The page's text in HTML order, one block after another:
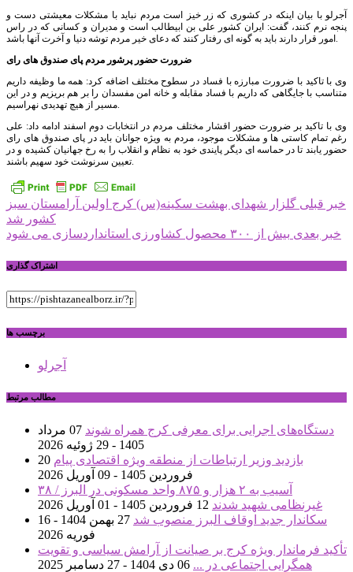
آجرلو با بیان اینکه در کشوری که زر خیز است مردم نباید با مشکلات معیشتی دست و
پنجه نرم کنند، گفت: ایران کشور علی بن ابیطالب است و مدیران و کسانی که در راس
امور قرار دارند باید به گونه ای رفتار کنند که دعای خیر مردم توشه دنیا و آخرت آنها باشد.
ضرورت حضور پرشور مردم پای صندوق های رای
وی با تاکید با ضرورت مبارزه با فساد در سطوح مختلف اضافه کرد: همه ما وظیفه داریم
متناسب با جایگاهی که داریم با فساد مقابله و خانه امن مفسدان را بر هم بریزیم و در این
مسیر از هیچ تهدیدی نهراسیم.
وی با تاکید بر ضرورت حضور اقشار مختلف مردم در انتخابات دوم اسفند ادامه داد: علی
رغم تمام کاستی ها و مشکلات موجود، مردم به ویژه جوانان باید در پای صندوق های رای
حضور یابند تا در حماسه ای دیگر پایندی خود به نظام و انقلاب را به رخ جهانیان کشیده و در
تعیین سرنوشت خود سهیم باشند.
راهبری
نوشته
خبر قبلی گلزار شهدای بهشت سکینه(س) کرج اولین آرامستان سبز
کشور شد
خبر بعدی بیش از ۳۰۰ محصول کشاورزی استانداردسازی می شود
اشتراک گذاری
برچسب ها
آجرلو
مطالب مرتبط
دستگاه‌های اجرایی برای معرفی کرج همراه شوند
07 مرداد
1405 - 29 ژوئیه 2026
بازدید وزیر ارتباطات از منطقه ویژه اقتصادی پیام 20
فروردین 1405 - 09 آوریل 2026
آسیب به ۲ هزار و ۸۷۵ واحد مسکونی در البرز / ۳۸
غیرنظامی شهید شدند 12 فروردین 1405 - 01 آوریل 2026
سکاندار جدید اوقاف البرز منصوب شد
27 بهمن 1404 - 16
فوریه 2026
تأکید فرماندار ویژه کرج بر صیانت از آرامش سیاسی و تقویت
همگرایی اجتماعی در ... 06 دی 1404 - 27 دسامبر 2025